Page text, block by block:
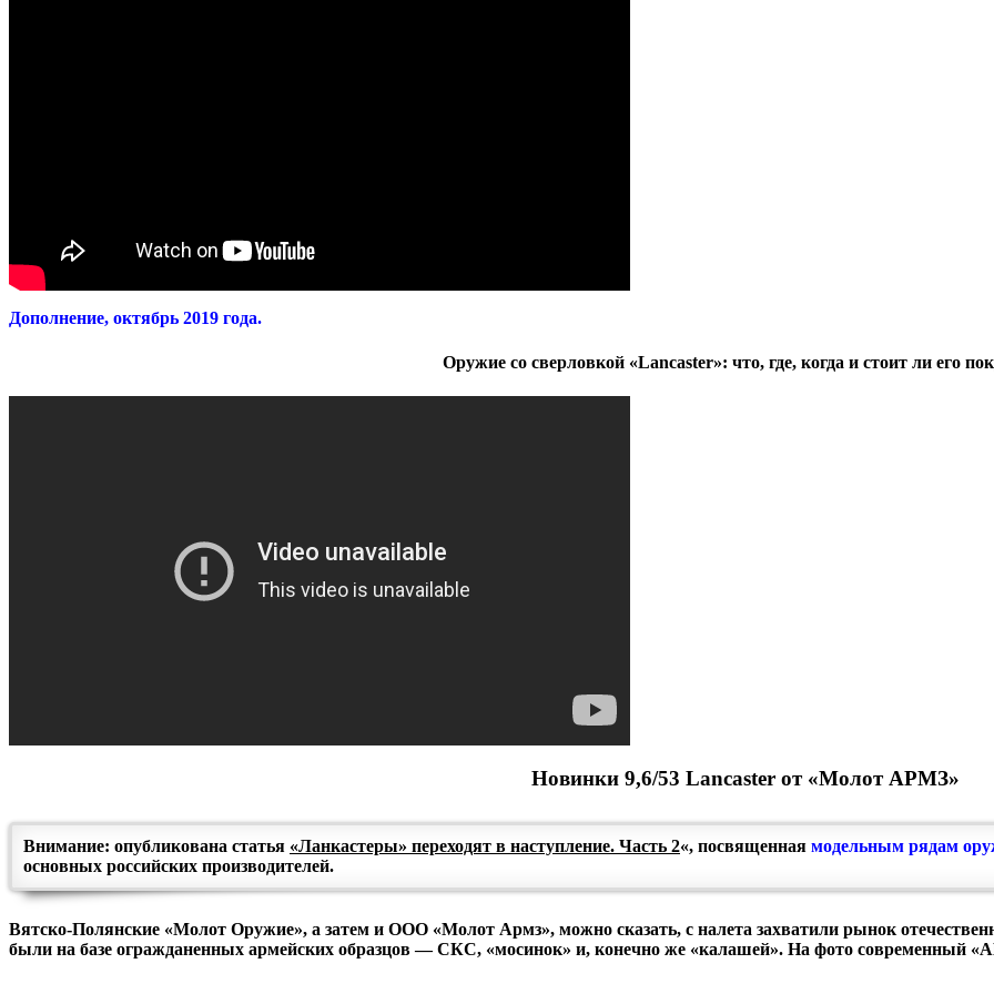
Дополнение, октябрь 2019 года.
Оружие со сверловкой «Lancaster»: что, где, когда и стоит ли его
Новинки 9,6/53 Lancaster от «Молот АРМЗ»
Внимание: опубликована статья «Ланкастеры» переходят в наступление. Часть 2«, посвященная модельным рядам
основных российских производителей.
Вятско-Полянские «Молот Оружие», а затем и ООО «Молот Армз», можно сказать, с налета захватили рынок
были на базе огражданенных армейских образцов — СКС, «мосинок» и, конечно же «калашей». На фото современный